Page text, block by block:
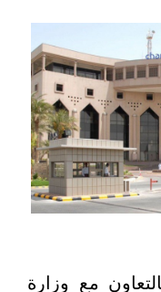
مع وزارة